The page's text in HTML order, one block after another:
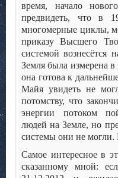
время, начало
предвидеть, что в
многомерные циклы,
приказу Высшего
системой
Земля была измерена в
она готова к
Майя увидеть не
потомству, что
энергии потоком
людей на Земле, но
системы они не могли.
Самое интересное в
сказанному мной: